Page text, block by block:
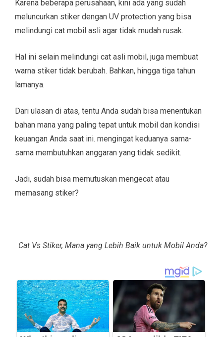
Karena beberapa perusahaan, kini ada yang sudah
meluncurkan stiker dengan UV protection yang bisa
melindungi cat mobil asli agar tidak mudah rusak.
Hal ini selain melindungi cat asli mobil, juga membuat
warna stiker tidak berubah. Bahkan, hingga tiga tahun
lamanya.
Dari ulasan di atas, tentu Anda sudah bisa menentukan
bahan mana yang paling tepat untuk mobil dan kondisi
keuangan Anda saat ini. mengingat keduanya sama-
sama membutuhkan anggaran yang tidak sedikit.
Jadi, sudah bisa memutuskan mengecat atau
memasang stiker?
Cat Vs Stiker, Mana yang Lebih Baik untuk Mobil Anda?